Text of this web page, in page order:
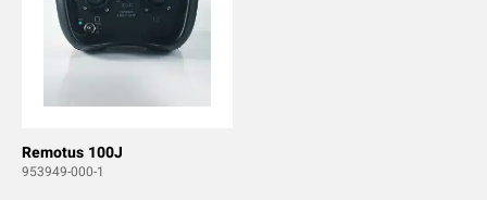
Remotus 100J
953949-000-1